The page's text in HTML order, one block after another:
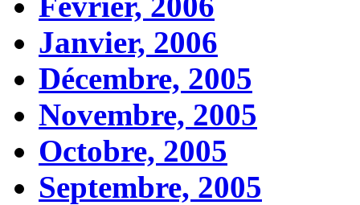
Janvier, 2006
Décembre, 2005
Novembre, 2005
Octobre, 2005
Septembre, 2005